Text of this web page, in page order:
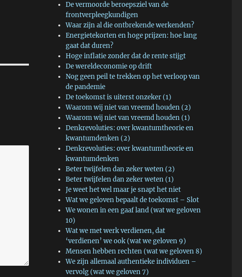
De vermoorde beroepsziel van de
frontverpleegkundigen
Waar zijn al die ontbrekende werkenden?
Energietekorten en hoge prijzen: hoe lang
gaat dat duren?
Hoge inflatie zonder dat de rente stijgt
De wereldeconomie op drift
Nog geen peil te trekken op het verloop van
de pandemie
De toekomst is uiterst onzeker (1)
Waarom wij niet van vreemd houden (2)
Waarom wij niet van vreemd houden (1)
Denkrevoluties: over kwantumtheorie en
kwantumdenken (2)
Denkrevoluties: over kwantumtheorie en
kwantumdenken
Beter twijfelen dan zeker weten (2)
Beter twijfelen dan zeker weten (1)
Je weet het wel maar je snapt het niet
Wat we geloven bepaalt de toekomst – Slot
We wonen in een gaaf land (wat we geloven
10)
Wat we met werk verdienen, dat
‘verdienen’ we ook (wat we geloven 9)
Mensen hebben rechten (wat we geloven 8)
We zijn allemaal authentieke individuen –
vervolg (wat we geloven 7)